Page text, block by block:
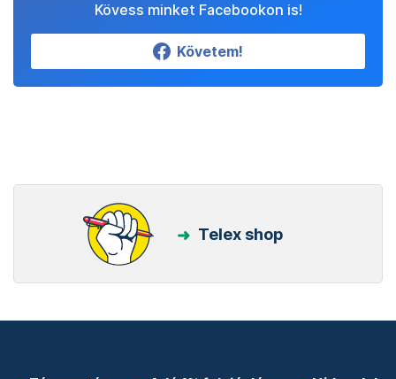
Kövess minket Facebookon is!
Követem!
Telex shop